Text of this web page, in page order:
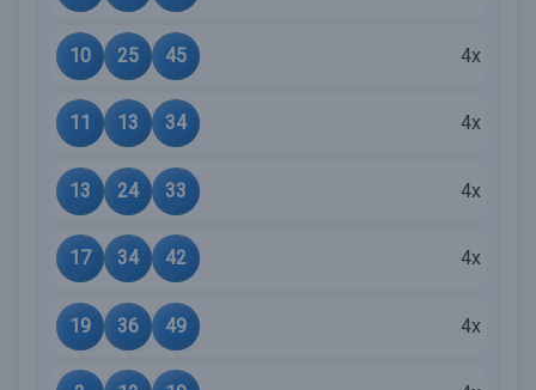
10 25 45 4x
11 13 34 4x
13 24 33 4x
17 34 42 4x
19 36 49 4x